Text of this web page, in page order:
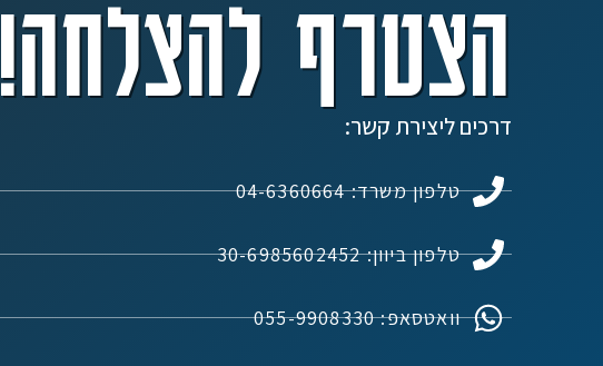
הצטרף להצלחה!
דרכים ליצירת קשר:
טלפון משרד: 04-6360664
טלפון ביוון: 30-6985602452
וואטסאפ: 055-9908330